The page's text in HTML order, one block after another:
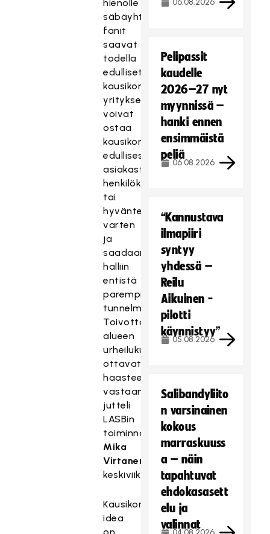
hienolle
säbäyhteisölle,
fanit
saavat
todella
edulliset
kausikortit,
yritykset
voivat
ostaa
kausikortteja
edullisesti
asiakastapaamisia,
henkilökuntaa
tai
hyväntekeväisyyttä
varten
ja
saadaan
halliin
entistä
parempi
tunnelma.
Toivottavasti
alueen
urheilukuluttajat
ottavat
haasteen
vastaan,
jutteli
LASBin
toiminnanjohtaja
Mika
Virtanen
keskiviikkona.
Kausikortin
idea
06.08.2026
Pelipassit
kaudelle
2026–27 nyt
myynnissä –
hanki ennen
ensimmäistä
peliä
06.08.2026
“Kannustava
ilmapiiri
syntyy
yhdessä –
Reilu
Aikuinen -
pilotti
käynnistyy”
05.08.2026
Salibandyliito
n varsinainen
kokous
marraskuuss
a – näin
tapahtuvat
ehdokasasett
elu ja
valinnat